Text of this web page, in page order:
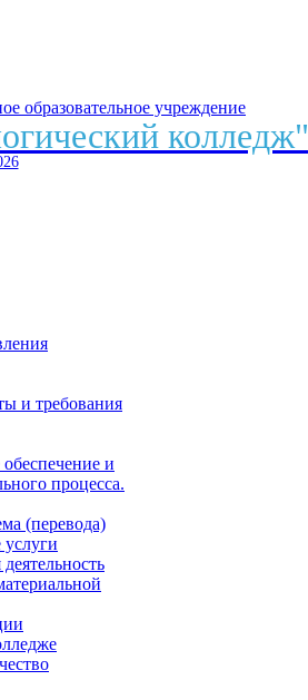
образовательное учреждение
колледж"
и требования
и
процесса.
(перевода)